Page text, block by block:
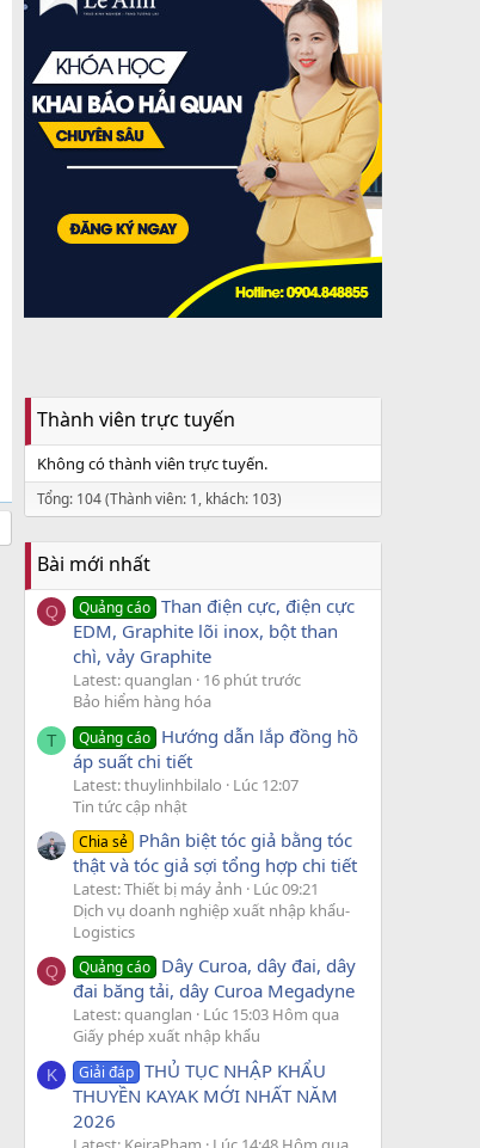
Thành viên trực tuyến
Không có thành viên trực tuyến.
Tổng: 104 (Thành viên: 1, khách: 103)
Bài mới nhất
Q Quảng cáo Than điện cực, điện cực
EDM, Graphite lõi inox, bột than
chì, vảy Graphite
Latest: quanglan
16 phút trước
Bảo hiểm hàng hóa
T Quảng cáo Hướng dẫn lắp đồng hồ
áp suất chi tiết
Latest: thuylinhbilalo
Lúc 12:07
Tin tức cập nhật
Chia sẻ Phân biệt tóc giả bằng tóc
thật và tóc giả sợi tổng hợp chi tiết
Latest: Thiết bị máy ảnh
Lúc 09:21
Dịch vụ doanh nghiệp xuất nhập khẩu-
Logistics
Q Quảng cáo Dây Curoa, dây đai, dây
đai băng tải, dây Curoa Megadyne
Latest: quanglan
Lúc 15:03 Hôm qua
Giấy phép xuất nhập khẩu
K Giải đáp THỦ TỤC NHẬP KHẨU
THUYỀN KAYAK MỚI NHẤT NĂM
2026